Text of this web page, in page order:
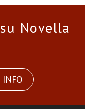
Novella
INFO